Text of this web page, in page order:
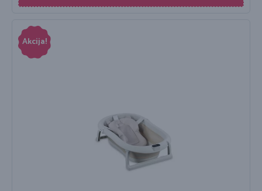
Akcija!